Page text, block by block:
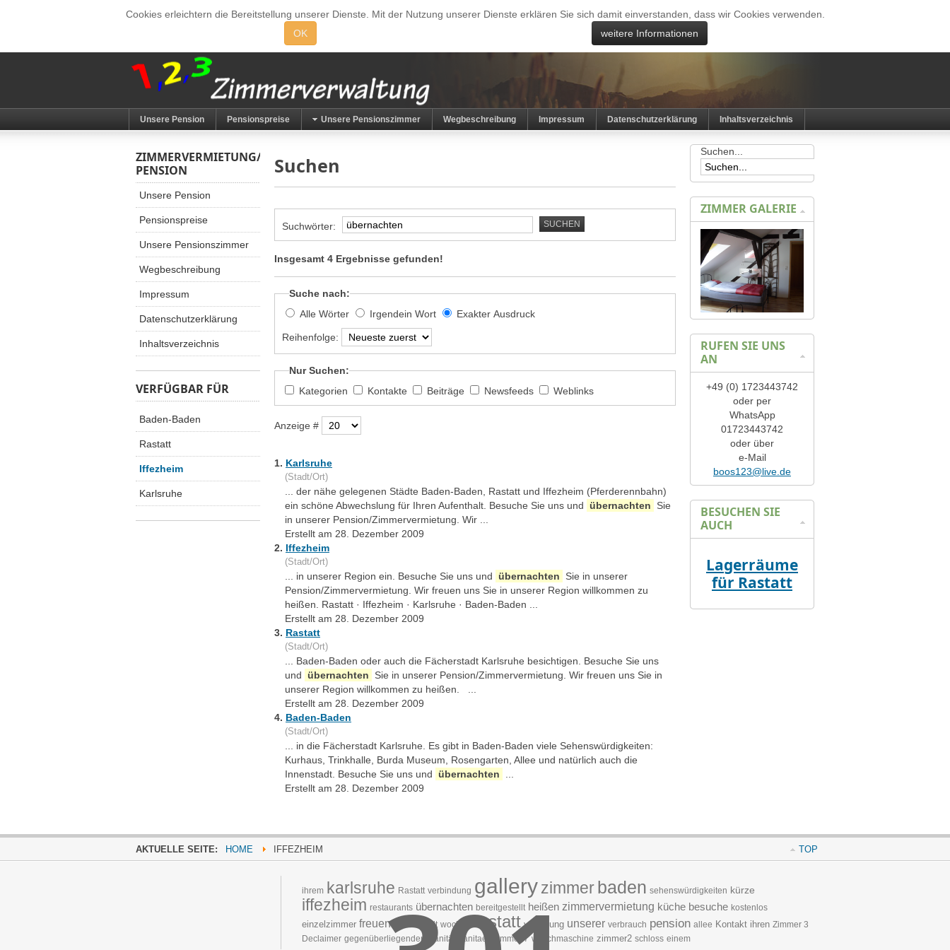
Cookies erleichtern die Bereitstellung unserer Dienste. Mit der Nutzung unserer Dienste erklären Sie sich damit einverstanden, dass wir Cookies verwenden.
OK
weitere Informationen
Unsere Pension Pensionspreise Unsere Pensionszimmer Wegbeschreibung Impressum Datenschutzerklärung Inhaltsverzeichnis
Suchen
Suchwörter: SUCHEN
Insgesamt 4 Ergebnisse gefunden!
Suche nach:
Alle Wörter
Irgendein Wort Exakter Ausdruck
Reihenfolge:
Nur Suchen:
Kategorien
Kontakte Beiträge Newsfeeds Weblinks
Anzeige #
1. Karlsruhe
(Stadt/Ort)
... der nähe gelegenen Städte Baden-Baden, Rastatt und Iffezheim (Pferderennbahn)
ein schöne Abwechslung für Ihren Aufenthalt. Besuche Sie uns und übernachten
Sie
in unserer Pension/Zimmervermietung. Wir ...
Erstellt am 28. Dezember 2009
2. Iffezheim
(Stadt/Ort)
... in unserer Region ein. Besuche Sie uns und übernachten
Sie in unserer
Pension/Zimmervermietung. Wir freuen uns Sie in unserer Region willkommen zu
heißen. Rastatt · Iffezheim · Karlsruhe · Baden-Baden ...
Erstellt am 28. Dezember 2009
3. Rastatt
(Stadt/Ort)
... Baden-Baden oder auch die Fächerstadt Karlsruhe besichtigen. Besuche Sie uns
und übernachten
Sie in unserer Pension/Zimmervermietung. Wir freuen uns Sie in
unserer Region willkommen zu heißen. ...
Erstellt am 28. Dezember 2009
4. Baden-Baden
(Stadt/Ort)
... in die Fächerstadt Karlsruhe. Es gibt in Baden-Baden viele Sehenswürdigkeiten:
Kurhaus, Trinkhalle, Burda Museum, Rosengarten, Allee und natürlich auch die
Innenstadt. Besuche Sie uns und übernachten
Erstellt am 28. Dezember 2009
ZIMMERVERMIETUNG/
PENSION
Unsere Pension
Pensionspreise
Unsere Pensionszimmer
Wegbeschreibung
Impressum
Datenschutzerklärung
Inhaltsverzeichnis
VERFÜGBAR FÜR
Baden-Baden
Rastatt
Iffezheim
Karlsruhe
Suchen...
ZIMMER GALERIE
RUFEN SIE UNS
AN
+49 (0) 1723443742
oder per
WhatsApp
01723443742
oder über
e-Mail
boos123@live.de
BESUCHEN SIE
AUCH
Lagerräume
für Rastatt
AKTUELLE SEITE: HOME IFFEZHEIM TOP
ihrem karlsruhe Rastatt verbindung galleryzimmerbaden sehenswürdigkeiten kürze
iffezheim restaurants übernachten bereitgestellt heißen zimmervermietung küche besuche kostenlos
einzelzimmer freuen gewechselt wochen rastatt verfügung unserer verbrauch pension allee Kontakt ihren Zimmer 3
Declaimer gegenüberliegenden Sanitär sanitaer Zimmer 7 waschmaschine zimmer2 schloss einem